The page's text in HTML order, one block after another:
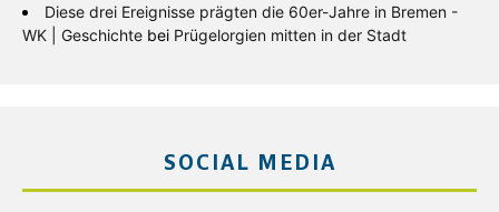
Diese drei Ereignisse prägten die 60er-Jahre in Bremen -
WK | Geschichte bei Prügelorgien mitten in der Stadt
SOCIAL MEDIA